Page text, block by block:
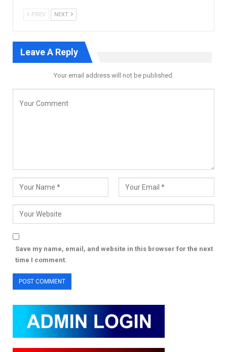
PREV NEXT
Leave A Reply
Your email address will not be published.
Save my name, email, and website in this browser for the next
time I comment.